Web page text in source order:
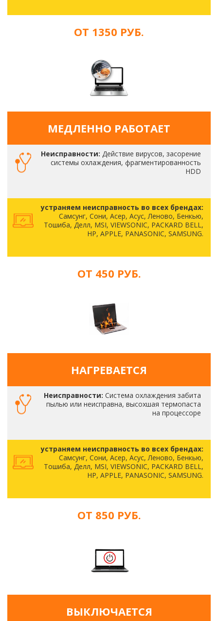
ОТ 1350 РУБ.
МЕДЛЕННО РАБОТАЕТ
Неисправности: Действие вирусов, засорение
системы охлаждения, фрагментированность
HDD
устраняем неисправность во всех брендах:
Самсунг, Сони, Асер, Асус, Леново, Бенкью,
Тошиба, Делл, MSI, VIEWSONIC, PACKARD BELL,
HP, APPLE, PANASONIC, SAMSUNG.
ОТ 450 РУБ.
НАГРЕВАЕТСЯ
Неисправности: Система охлаждения забита
пылью или неисправна, высохшая термопаста
на процессоре
устраняем неисправность во всех брендах:
Самсунг, Сони, Асер, Асус, Леново, Бенкью,
Тошиба, Делл, MSI, VIEWSONIC, PACKARD BELL,
HP, APPLE, PANASONIC, SAMSUNG.
ОТ 850 РУБ.
ВЫКЛЮЧАЕТСЯ